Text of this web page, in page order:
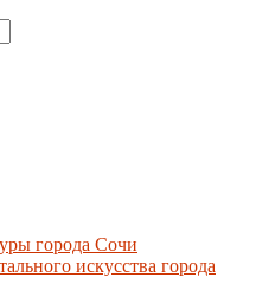
города Сочи
искусства города